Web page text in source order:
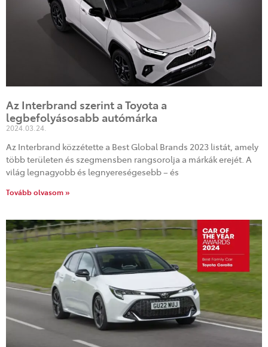
Az Interbrand szerint a Toyota a
legbefolyásosabb autómárka
2024.03.24.
Az Interbrand közzétette a Best Global Brands 2023 listát, amely
több területen és szegmensben rangsorolja a márkák erejét. A
világ legnagyobb és legnyereségesebb – és
Tovább olvasom »